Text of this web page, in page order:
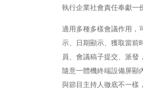
執行企業社會責任奉獻一
適用多種多樣會議作用，
示、日期顯示、獲取當前
員、會議稿子提交、派發
隨意一體機終端設備屏顯
與節目主持人徹底不一樣